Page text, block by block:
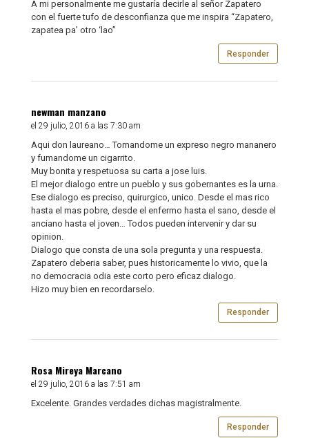
A mi personalmente me gustaría decirle al señor Zapatero
con el fuerte tufo de desconfianza que me inspira “Zapatero,
zapatea pa’ otro ‘lao”
Responder
newman manzano
el 29 julio, 2016 a las 7:30 am
Aqui don laureano… Tomandome un expreso negro mananero
y fumandome un cigarrito.
Muy bonita y respetuosa su carta a jose luis.
El mejor dialogo entre un pueblo y sus gobernantes es la urna.
Ese dialogo es preciso, quirurgico, unico. Desde el mas rico
hasta el mas pobre, desde el enfermo hasta el sano, desde el
anciano hasta el joven… Todos pueden intervenir y dar su
opinion.
Dialogo que consta de una sola pregunta y una respuesta.
Zapatero deberia saber, pues historicamente lo vivio, que la
no democracia odia este corto pero eficaz dialogo.
Hizo muy bien en recordarselo.
Responder
Rosa Mireya Marcano
el 29 julio, 2016 a las 7:51 am
Excelente. Grandes verdades dichas magistralmente.
Responder